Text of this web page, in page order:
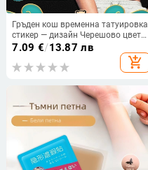
Гръден кош временна татуировка
стикер — дизайн Черешово цвете,
воден трансфер, водоустойчив,
7.09 €/13.87 лв
add_shopping_cart